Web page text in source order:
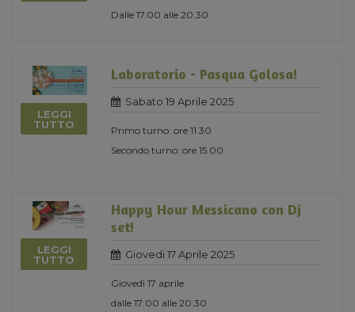
Dalle 17.00 alle 20.30
LEGGI
TUTTO
Laboratorio - Pasqua Golosa!
Sabato 19 Aprile 2025
Primo turno: ore 11.30
Secondo turno: ore 15.00
LEGGI
TUTTO
Happy Hour Messicano con Dj
set!
Giovedi 17 Aprile 2025
Giovedì 17 aprile
dalle 17:00 alle 20:30